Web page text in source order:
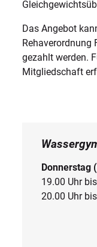
Das Angebot
Rehaverordnung
gezahlt werden.
Mitgliedschaft
Donnerstag
19.00 Uhr
20.00 Uhr